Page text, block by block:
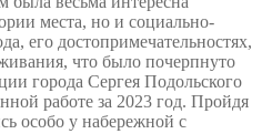
места, но и социально-
его достопримечательностях,
что было почерпнуто
города Сергея Подольского
работе за 2023 год. Пройдя
особо у набережной с